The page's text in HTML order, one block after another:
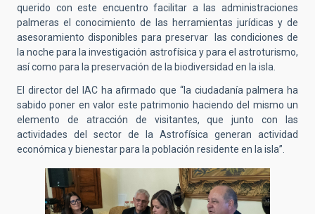
querido con este encuentro facilitar a las administraciones
palmeras el conocimiento de las herramientas jurídicas y de
asesoramiento disponibles para preservar las condiciones de
la noche para la investigación astrofísica y para el astroturismo,
así como para la preservación de la biodiversidad en la isla.
El director del IAC ha afirmado que “la ciudadanía palmera ha
sabido poner en valor este patrimonio haciendo del mismo un
elemento de atracción de visitantes, que junto con las
actividades del sector de la Astrofísica generan actividad
económica y bienestar para la población residente en la isla”.